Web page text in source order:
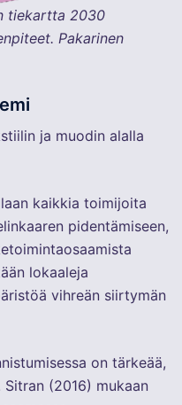
tiekartta 2030
Pakarinen
ja muodin alalla
kaikkia toimijoita
pidentämiseen,
lokaaleja
vihreän siirtymän
on tärkeää,
(2016) mukaan